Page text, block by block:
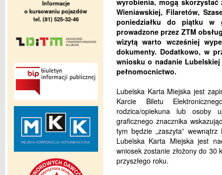
wyrobienia, mogą skorzystać
Wieniawskiej, Filaretów,
poniedziałku do piątku w
prowadzone przez ZTM
wizytą warto wcześniej
dokumenty. Dodatkowo, w
wniosku o nadanie
pełnomocnictwo.
Lubelska Karta Miejska jest
Karcie Biletu
rodzica/opiekuna lub osoby
graficznego znacznika
tym będzie „zaszyta”
Lubelska Karta Miejska jest
wniosek zostanie złożony do
przyszłego roku.
Informacje
o kursowaniu pojazdów
tel. (81) 525-32-46